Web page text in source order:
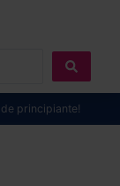
de principiante!